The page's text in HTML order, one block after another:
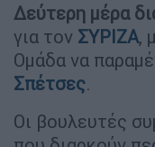
Δεύτερη μέρα
για τον ΣΥΡΙΖΑ,
Ομάδα να
Σπέτσες.
Οι βουλευτές